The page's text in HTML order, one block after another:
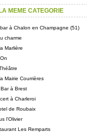
MEME CATEGORIE
à Chalon en Champagne (51)
charme
Marlière
Mairie Courrières
à Brest
à Charleroi
de Roubaix
l'Olivier
Les Remparts